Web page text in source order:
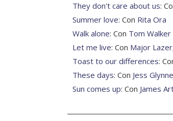
They don't care about us:
Summer love: Con Rita Ora
Walk alone: Con Tom Walker
Let me live: Con Major Lazer
Toast to our differences:
These days: Con Jess Glynne
Sun comes up: Con James